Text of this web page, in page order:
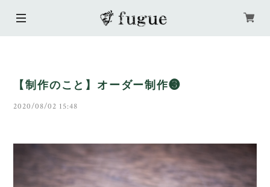
【制作のこと】オーダー制作❸
2020/08/02 15:48